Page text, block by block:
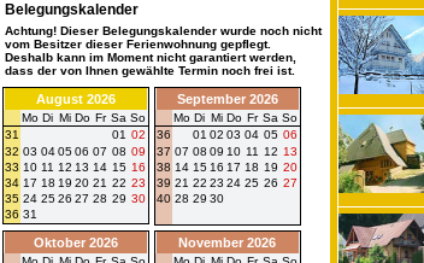
Belegungskalender
Achtung! Dieser Belegungskalender wurde noch nicht
vom Besitzer dieser Ferienwohnung gepflegt.
Deshalb kann im Moment nicht garantiert werden,
dass der von Ihnen gewählte Termin noch frei ist.
August 2026
Mo Di Mi Do Fr Sa So
31
01 02
32 03 04 05 06 07 08 09
33 10 11 12 13 14 15 16
34 17 18 19 20 21 22 23
35 24 25 26 27 28 29 30
36 31
September 2026
Mo Di Mi Do Fr Sa So
36
01 02 03 04 05 06
37 07 08 09 10 11 12 13
38 14 15 16 17 18 19 20
39 21 22 23 24 25 26 27
40 28 29 30
Oktober 2026 November 2026